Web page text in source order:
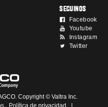
SEGUINOS
Facebook
Youtube
Instagram
Twitter
Copyright © Valtra Inc.
Política de privacidad